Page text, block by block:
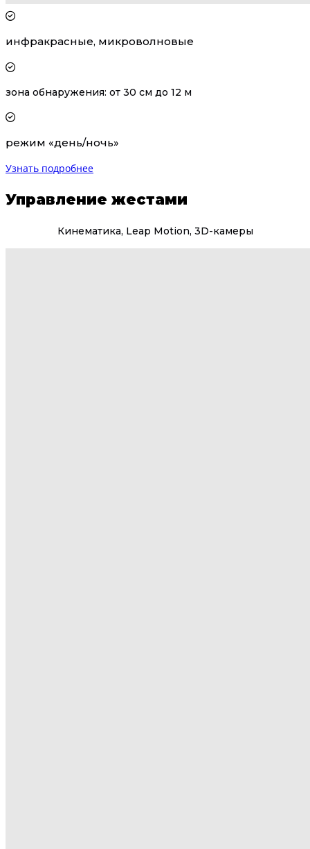
инфракрасные, микроволновые
зона обнаружения: от 30 см до 12 м
режим «день/ночь»
Узнать подробнее
Управление жестами
Кинематика, Leap Motion, 3D-камеры